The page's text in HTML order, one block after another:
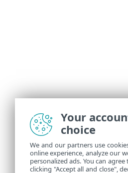
Your
choice
We and our partners use
online experience, analyze our
personalized ads. You can
clicking "Accept all and close",